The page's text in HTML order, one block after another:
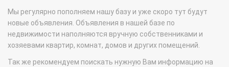
Мы регулярно пополняем нашу базу и уже скоро тут будут
новые объявления. Объявления в нашей базе по
недвижимости наполняются вручную собственниками и
хозяевами квартир, комнат, домов и других помещений.
Так же рекомендуем поискать нужную Вам информацию на